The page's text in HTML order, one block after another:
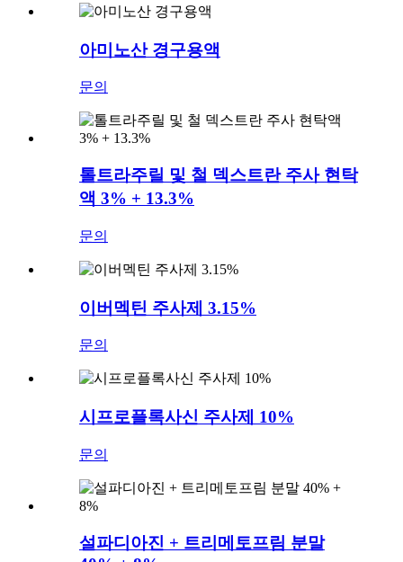
아미노산 경구용액
문의
톨트라주릴 및 철 덱스트란 주사 현탁
액 3% + 13.3%
문의
이버멕틴 주사제 3.15%
문의
시프로플록사신 주사제 10%
문의
설파디아진 + 트리메토프림 분말